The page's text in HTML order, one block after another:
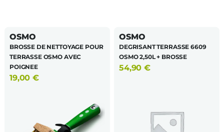
OSMO
BROSSE DE NETTOYAGE POUR
TERRASSE OSMO AVEC
POIGNEE
19,00€
OSMO
DEGRISANT TERRASSE 6609
OSMO 2,50L + BROSSE
54,90€